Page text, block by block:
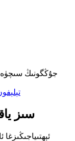
جۇڭگونىڭ سىچۈەن ، 28-نومۇرلۇق كۇيشىڭ
تېلېفون: +86
سىز